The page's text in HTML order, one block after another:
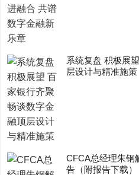
系统复盘 积极展
层设计与精准施策
CFCA总经理朱钢
告（附报告下载）